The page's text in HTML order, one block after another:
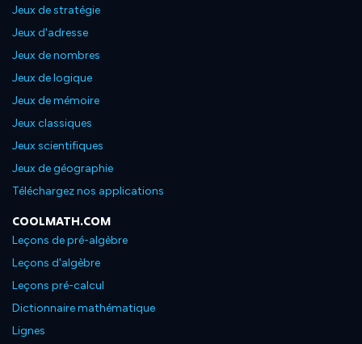
Jeux de stratégie
Jeux d'adresse
Jeux de nombres
Jeux de logique
Jeux de mémoire
Jeux classiques
Jeux scientifiques
Jeux de géographie
Téléchargez nos applications
COOLMATH.COM
Leçons de pré-algèbre
Leçons d'algèbre
Leçons pré-calcul
Dictionnaire mathématique
Lignes